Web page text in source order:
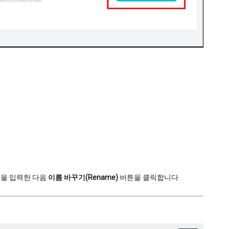
입력한 다음 이름 바꾸기(Rename) 버튼을 클릭합니다.